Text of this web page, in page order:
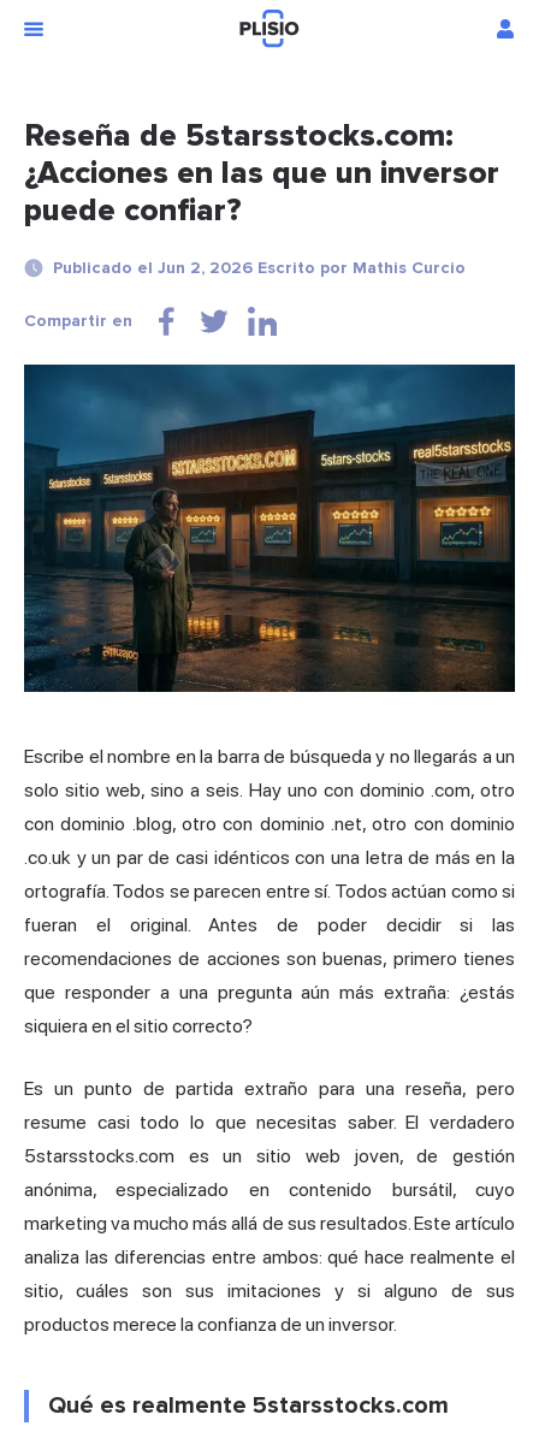
Reseña de 5starsstocks.com:
¿Acciones en las que un inversor
puede confiar?
Publicado el Jun 2, 2026 Escrito por Mathis Curcio
Compartir en
Escribe el nombre en la barra de búsqueda y no llegarás a un
solo sitio web, sino a seis. Hay uno con dominio .com, otro
con dominio .blog, otro con dominio .net, otro con dominio
.co.uk y un par de casi idénticos con una letra de más en la
ortografía. Todos se parecen entre sí. Todos actúan como si
fueran el original. Antes de poder decidir si las
recomendaciones de acciones son buenas, primero tienes
que responder a una pregunta aún más extraña: ¿estás
siquiera en el sitio correcto?
Es un punto de partida extraño para una reseña, pero
resume casi todo lo que necesitas saber. El verdadero
5starsstocks.com es un sitio web joven, de gestión
anónima, especializado en contenido bursátil, cuyo
marketing va mucho más allá de sus resultados. Este artículo
analiza las diferencias entre ambos: qué hace realmente el
sitio, cuáles son sus imitaciones y si alguno de sus
productos merece la confianza de un inversor.
Qué es realmente 5starsstocks.com